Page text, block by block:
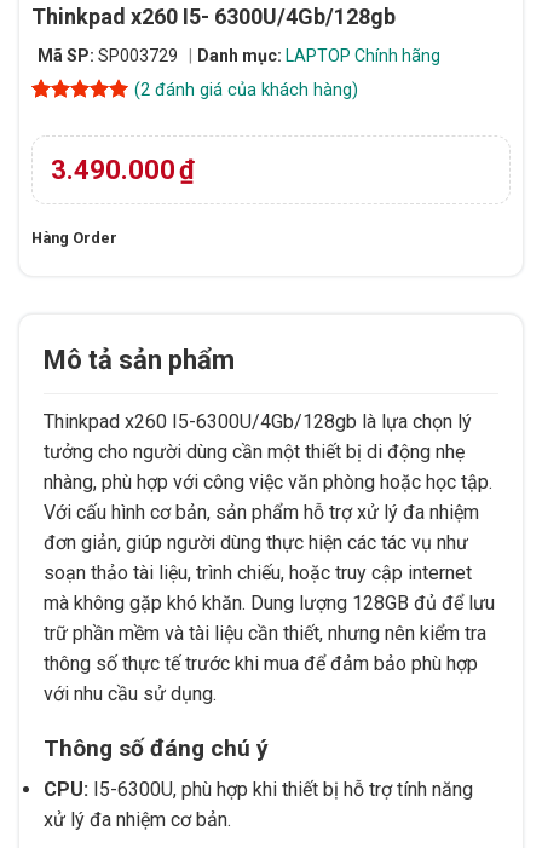
Thinkpad x260 I5- 6300U/4Gb/128gb
Mã SP: SP003729 Danh mục: LAPTOP Chính hãng
dựa trên
đánh giá
(2đánh giá của khách hàng)
3.490.000₫
Hàng Order
Mô tả sản phẩm
Thinkpad x260 I5-6300U/4Gb/128gb là lựa chọn lý
tưởng cho người dùng cần một thiết bị di động nhẹ
nhàng, phù hợp với công việc văn phòng hoặc học tập.
Với cấu hình cơ bản, sản phẩm hỗ trợ xử lý đa nhiệm
đơn giản, giúp người dùng thực hiện các tác vụ như
soạn thảo tài liệu, trình chiếu, hoặc truy cập internet
mà không gặp khó khăn. Dung lượng 128GB đủ để lưu
trữ phần mềm và tài liệu cần thiết, nhưng nên kiểm tra
thông số thực tế trước khi mua để đảm bảo phù hợp
với nhu cầu sử dụng.
Thông số đáng chú ý
CPU: I5-6300U, phù hợp khi thiết bị hỗ trợ tính năng
xử lý đa nhiệm cơ bản.